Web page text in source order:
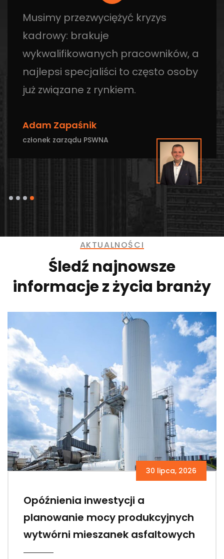
Musimy przezwyciężyć kryzys
kadrowy: brakuje
wykwalifikowanych pracowników, a
najlepsi specjaliści to często osoby
już związane z rynkiem.
Adam Zapaśnik
członek zarządu PSWNA
AKTUALNOŚCI
Śledź najnowsze
informacje z życia branży
30 lipca, 2026
Opóźnienia inwestycji a
planowanie mocy produkcyjnych
wytwórni mieszanek asfaltowych